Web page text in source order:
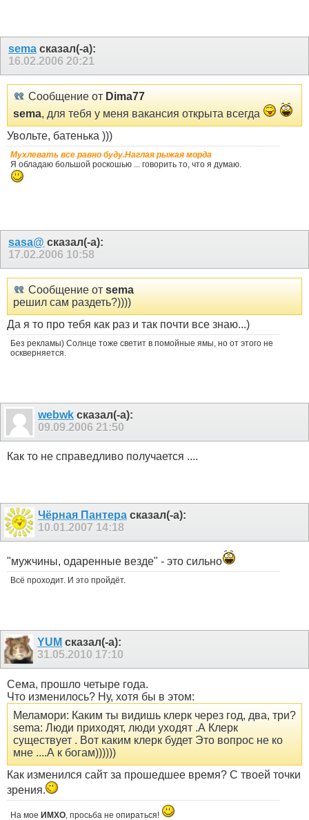
sema сказал(-а):
16.02.2006 20:21
Сообщение от Dima77
sema, для тебя у меня вакансия открыта всегда
Увольте, батенька )))
Мухлевать все равно буду.Наглая рыжая морда
Я обладаю большой роскошью ... говорить то, что я думаю.
sasa@ сказал(-а):
17.02.2006 10:58
Сообщение от sema
решил сам раздеть?))))
Да я то про тебя как раз и так почти все знаю...)
Без рекламы) Солнце тоже светит в помойные ямы, но от этого не
оскверняется.
webwk сказал(-а):
09.09.2006 21:50
Как то не справедливо получается ....
Чёрная Пантера сказал(-а):
10.01.2007 14:18
"мужчины, одаренные везде" - это сильно
Всё проходит. И это пройдёт.
YUM сказал(-а):
31.05.2010 17:10
Сема, прошло четыре года.
Что изменилось? Ну, хотя бы в этом:
Меламори: Каким ты видишь клерк через год, два, три?
sema: Люди приходят, люди уходят .А Клерк
существует . Вот каким клерк будет Это вопрос не ко
мне ....А к богам))))))
Как изменился сайт за прошедшее время? С твоей точки
зрения.
На мое ИМХО , просьба не опираться!